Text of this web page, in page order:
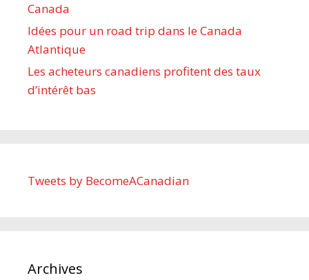
Canada
Idées pour un road trip dans le Canada
Atlantique
Les acheteurs canadiens profitent des taux
d’intérêt bas
Tweets by BecomeACanadian
Archives